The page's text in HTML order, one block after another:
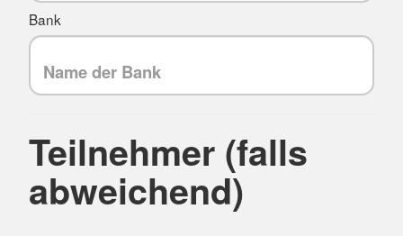
Bank
Teilnehmer (falls
abweichend)